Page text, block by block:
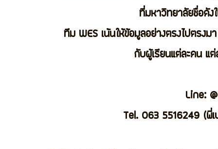
ที่มหาวิทยาลัยชื่อดัง
ทีม WES เน้นให้ข้อมูลอย่างตรงไปตรงม
กับผู้เรียนแต่ละคน แ
Line:
Tel. 063 5516249 (พี่